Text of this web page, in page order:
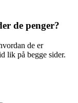
de penger?
de er
lik på begge sider.